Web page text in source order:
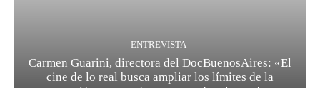
ENTREVISTA
Carmen Guarini, directora del DocBuenosAires: «El
cine de lo real busca ampliar los límites de la